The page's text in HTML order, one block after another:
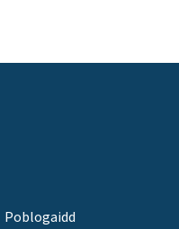
Poblogaidd